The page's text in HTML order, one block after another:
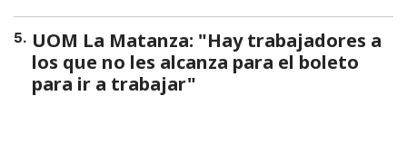
5. UOM La Matanza: "Hay trabajadores a
los que no les alcanza para el boleto
para ir a trabajar"